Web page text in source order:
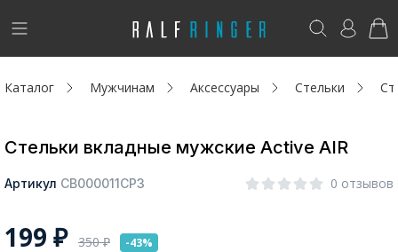
!
Новинки
Мужчинам
Детям
Возникли вопросы? - club@ralf.ru
Каталог Мужчинам Аксессуары Стельки
Стельки вкладные мужские Active AIR
Артикул СВ000011СР3 0 отзывов
199 ₽ 350₽ -43%